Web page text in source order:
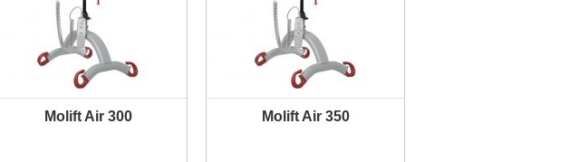
Molift Air 300 Molift Air 350
PLUS D'INFORMATION PLUS D'INFORMATION